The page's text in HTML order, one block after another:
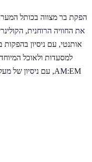
הפקת בר מצווה בכותל
את החוויה הרוחנית,
אותנטי, עם ניסיון בהפקות
למסעדות ולאוכל